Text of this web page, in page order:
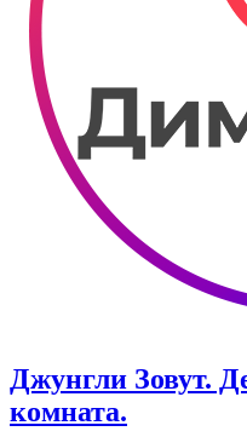
Джунгли Зовут.
комната.